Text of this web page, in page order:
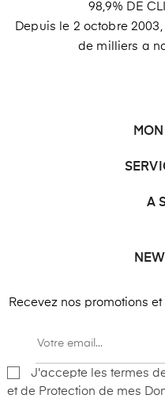
98,9% DE
Depuis le 2 octobre
de milliers a
A
Recevez nos promotions
J'accepte les termes
et de Protection de mes